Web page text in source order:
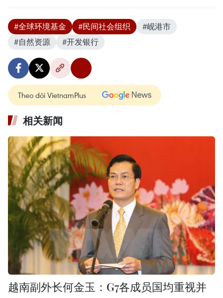
#全球环境基金 #民间社会组织
#岘港市
#自然资源
#开发银行
Theo dõi VietnamPlus
相关新闻
越南副外长何金玉：G7各成员国均重视并